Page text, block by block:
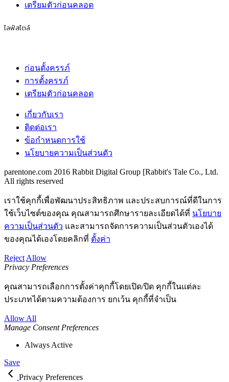
เตรียมตัวก่อนคลอด
ไลฟ์สไตล์
ก่อนตั้งครรภ์
การตั้งครรภ์
เตรียมตัวก่อนคลอด
เกี่ยวกับเรา
ติดต่อเรา
ข้อกำหนดการใช้
นโยบายความเป็นส่วนตัว
parentone.com 2016 Rabbit Digital Group [Rabbit's Tale Co., Ltd.
All rights reserved
เราใช้คุกกี้เพื่อพัฒนาประสิทธิภาพ และประสบการณ์ที่ดีในการ
ใช้เว็บไซต์ของคุณ คุณสามารถศึกษารายละเอียดได้ที่ นโยบาย
ความเป็นส่วนตัว และสามารถจัดการความเป็นส่วนตัวเองได้
ของคุณได้เองโดยคลิกที่ ตั้งค่า
RejectAllow
Privacy Preferences
คุณสามารถเลือกการตั้งค่าคุกกี้โดยเปิด/ปิด คุกกี้ในแต่ละ
ประเภทได้ตามความต้องการ ยกเว้น คุกกี้ที่จำเป็น
Allow All
Manage Consent Preferences
Always Active
Save
Privacy Preferences